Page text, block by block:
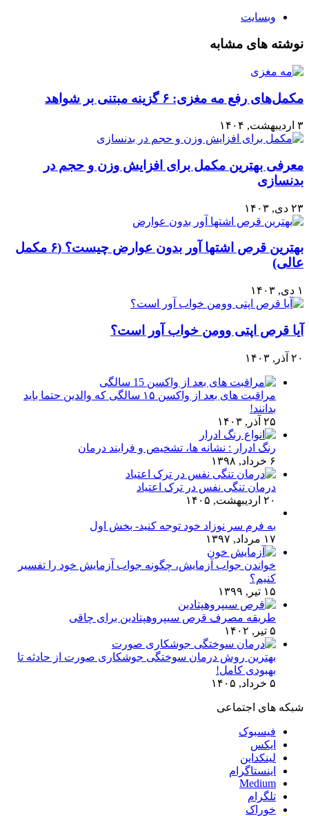
وبسایت
نوشته های مشابه
مکمل‌های رفع مه مغزی: ۶ گزینه مبتنی بر شواهد
۳ اردیبهشت, ۱۴۰۴
معرفی بهترین مکمل برای افزایش وزن و حجم در
بدنسازی
۲۳ دی, ۱۴۰۳
بهترین قرص اشتها آور بدون عوارض چیست؟ (۶ مکمل
عالی)
۱ دی, ۱۴۰۳
آیا قرص اپتی وومن خواب آور است؟
۲۰ آذر, ۱۴۰۳
مراقبت های بعد از واکسن ۱۵ سالگی که والدین حتما باید
بدانند!
۲۵ آذر, ۱۴۰۳
رنگ ادرار : نشانه ها، تشخیص و فرایند درمان
۶ خرداد, ۱۳۹۸
درمان تنگی نفس در ترک اعتیاد
۲۰ اردیبهشت, ۱۴۰۵
به فرم سر نوزاد خود توجه کنید- بخش اول
۱۷ مرداد, ۱۳۹۷
خواندن جواب آزمایش، چگونه جواب آزمایش خود را تفسیر
کنیم؟
۱۵ تیر, ۱۳۹۹
طریقه مصرف قرص سیپروهپتادین برای چاقی
۵ تیر, ۱۴۰۲
بهترین روش درمان سوختگی جوشکاری صورت از حادثه تا
بهبودی کامل!
۵ خرداد, ۱۴۰۵
شبکه های اجتماعی
فیسبوک
ایکس
لینکداین
اینستاگرام
Medium
تلگرام
خوراک